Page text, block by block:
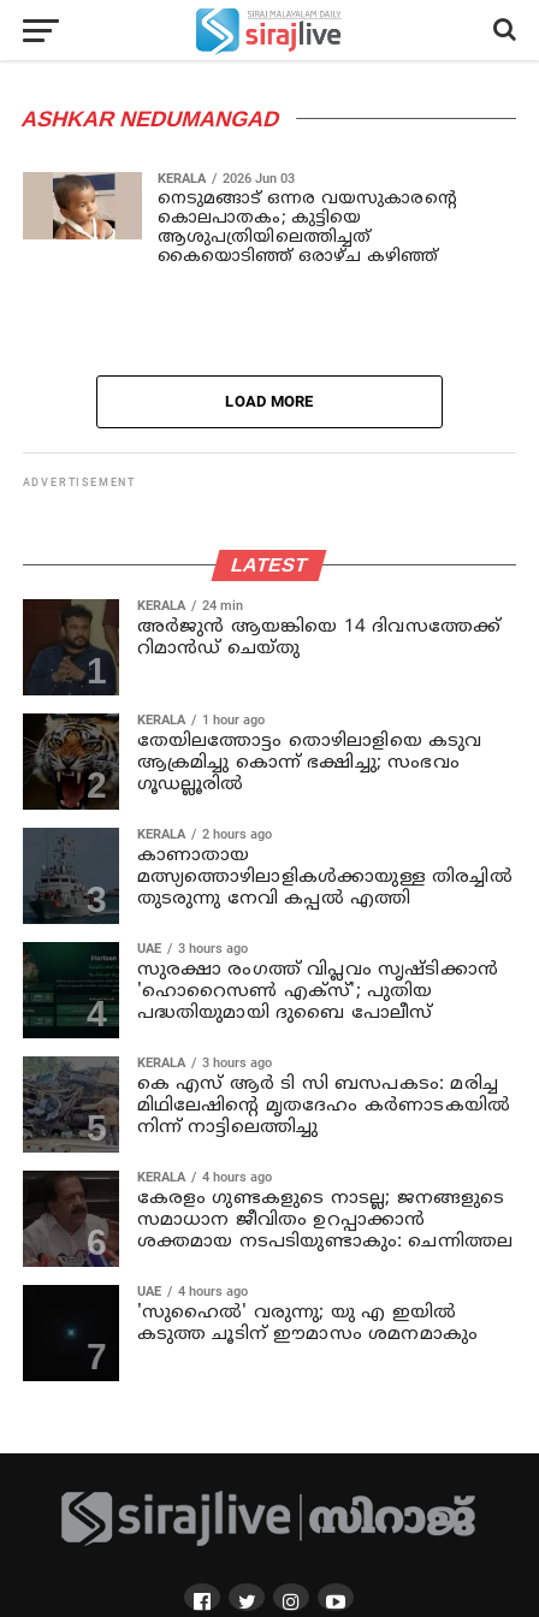
ASHKAR NEDUMANGAD
KERALA 2026 Jun 03
നെടുമങ്ങാട് ഒന്നര വയസുകാരന്റെ
കൊലപാതകം; കുട്ടിയെ
ആശുപത്രിയിലെത്തിച്ചത്
കൈയൊടിഞ്ഞ് ഒരാഴ്ച കഴി‍ഞ്ഞ്
LOAD MORE
ADVERTISEMENT
LATEST
KERALA 24 min
അര്‍ജുന്‍ ആയങ്കിയെ 14 ദിവസത്തേക്ക്
റിമാൻഡ് ചെയ്തു
KERALA 1 hour ago
തേയിലത്തോട്ടം തൊഴിലാളിയെ കടുവ
ആക്രമിച്ചു കൊന്ന് ഭക്ഷിച്ചു; സംഭവം
ഗൂഡല്ലൂരില്‍
KERALA 2 hours ago
കാണാതായ
മത്സ്യത്തൊഴിലാളികള്‍ക്കായുള്ള തിരച്ചില്‍
തുടരുന്നു നേവി കപ്പല്‍ എത്തി
UAE 3 hours ago
സുരക്ഷാ രംഗത്ത് വിപ്ലവം സൃഷ്ടിക്കാന്‍
'ഹൊറൈസണ്‍ എക്‌സ്'; പുതിയ
പദ്ധതിയുമായി ദുബൈ പോലീസ്
KERALA 3 hours ago
കെ എസ് ആര്‍ ടി സി ബസപകടം: മരിച്ച
മിഥിലേഷിന്റെ മൃതദേഹം കര്‍ണാടകയില്‍
നിന്ന് നാട്ടിലെത്തിച്ചു
KERALA 4 hours ago
കേരളം ഗുണ്ടകളുടെ നാടല്ല; ജനങ്ങളുടെ
സമാധാന ജീവിതം ഉറപ്പാക്കാന്‍
ശക്തമായ നടപടിയുണ്ടാകും: ചെന്നിത്തല
UAE 4 hours ago
'സുഹൈല്‍' വരുന്നു; യു എ ഇയില്‍
കടുത്ത ചൂടിന് ഈമാസം ശമനമാകും